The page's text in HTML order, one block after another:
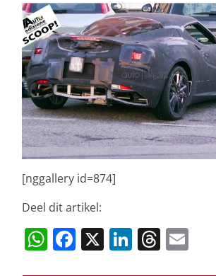
[nggallery id=874]
Deel dit artikel:
W F X Li T